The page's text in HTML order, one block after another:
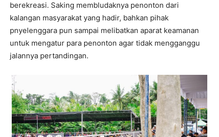
berekreasi. Saking membludaknya penonton dari
kalangan masyarakat yang hadir, bahkan pihak
pnyelenggara pun sampai melibatkan aparat keamanan
untuk mengatur para penonton agar tidak mengganggu
jalannya pertandingan.